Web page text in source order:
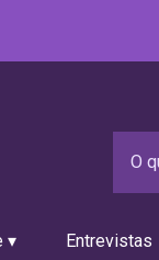
▾ Entrevistas